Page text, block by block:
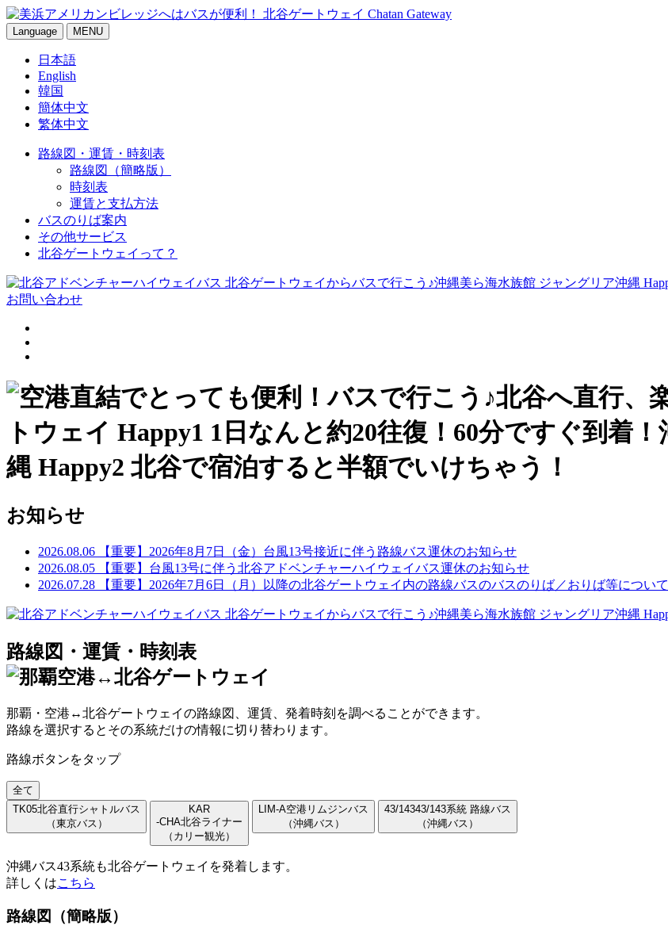
Language MENU
日本語
English
韓国
簡体中文
繁体中文
路線図・運賃・時刻表
路線図（簡略版）
時刻表
運賃と支払方法
バスのりば案内
その他サービス
北谷ゲートウェイって？
お問い合わせ
お知らせ
2026.08.06
【重要】2026年8月7日（金）台風13号接近に伴う路線バス運休のお知らせ
2026.08.05
【重要】台風13号に伴う北谷アドベンチャーハイウェイバス運休のお知らせ
2026.07.28
【重要】2026年7月6日（月）以降の北谷ゲートウェイ内の路線バスのバスのりば／おりば等について
路線図・運賃・時刻表
那覇・空港↔︎北谷ゲートウェイの路線図、運賃、発着時刻を調べることができます。
路線を選択するとその系統だけの情報に切り替わります。
路線ボタンをタップ
全て
TK05北谷直行シャトルバス
（東京バス）
KAR
-CHA北谷ライナー
（カリー観光）
LIM-A空港リムジンバス
（沖縄バス）
43/14343/143系統 路線バス
（沖縄バス）
沖縄バス43系統も北谷ゲートウェイを発着します。
詳しくはこちら
路線図（簡略版）